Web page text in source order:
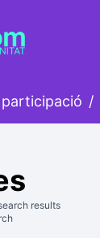
participació /
results